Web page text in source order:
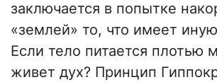
заключается в попытке
«землей» то, что имеет
Если тело питается плотью
живет дух? Принцип